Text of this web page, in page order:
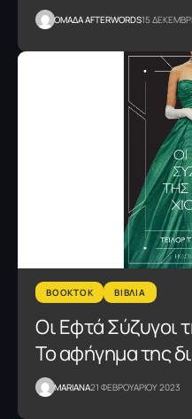
OΜΑΔΑ AFTERWORDS15
BOOKTOK ΒΙΒΛΙΑ
Οι Εφτά Σύζυγοι
Το αφήγημα της
MARIANA21 ΦΕΒΡΟΥΑΡΙΟΥ 2023